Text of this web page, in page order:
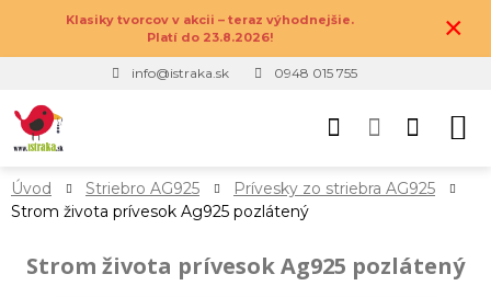
Klasiky tvorcov v akcii – teraz výhodnejšie.
Platí do 23.8.2026!
×
info@istraka.sk 0948 015 755
Úvod Striebro AG925
Prívesky zo striebra AG925
Strom života prívesok Ag925 pozlátený
Strom života prívesok Ag925 pozlátený